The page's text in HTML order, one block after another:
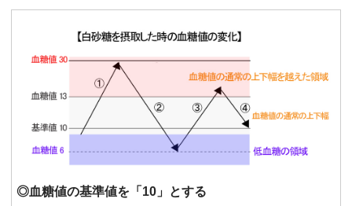
◎血糖値の基準値を「10」とする